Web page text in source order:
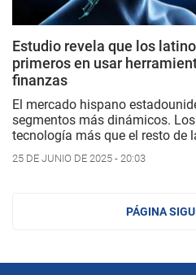
Estudio revela que los
primeros en usar
finanzas
El mercado hispano
segmentos más dinámicos.
tecnología más que el resto de
25 DE JUNIO DE 2025 - 20:03
PÁGINA